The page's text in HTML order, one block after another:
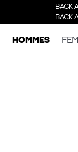
BACK
BACK
HOMMES